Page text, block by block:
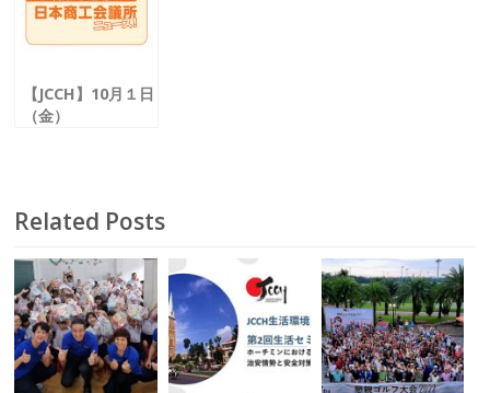
【JCCH】10月１日
（金）
Related Posts